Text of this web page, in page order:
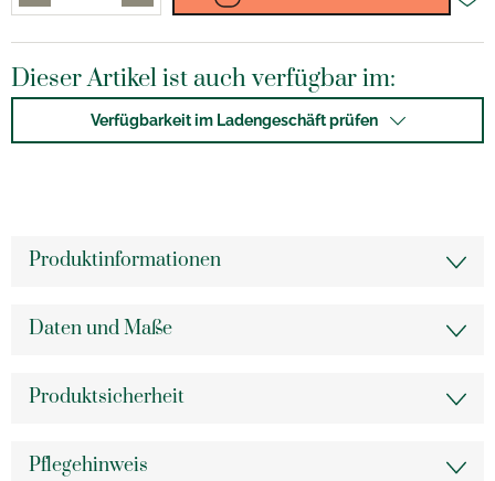
Dieser Artikel ist auch verfügbar im:
Verfügbarkeit im Ladengeschäft prüfen
Produktinformationen
Daten und Maße
Produktsicherheit
Pflegehinweis